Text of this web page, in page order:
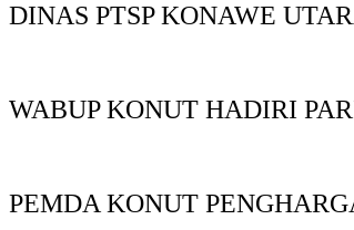
DINAS PTSP KONAWE
WABUP KONUT HADIRI
PEMDA KONUT